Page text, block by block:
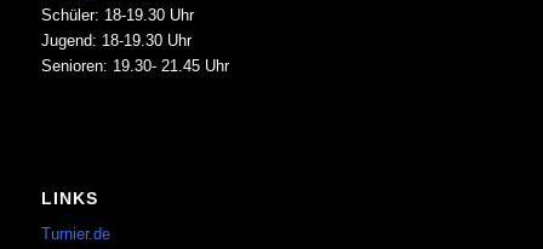
Schüler: 18-19.30 Uhr
Jugend: 18-19.30 Uhr
Senioren: 19.30- 21.45 Uhr
LINKS
Turnier.de